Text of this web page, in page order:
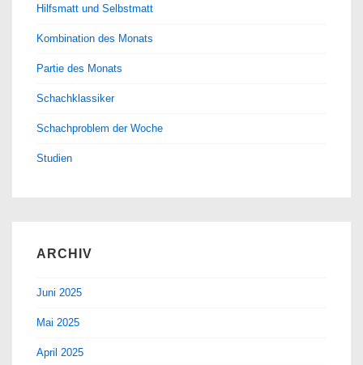
Hilfsmatt und Selbstmatt
Kombination des Monats
Partie des Monats
Schachklassiker
Schachproblem der Woche
Studien
ARCHIV
Juni 2025
Mai 2025
April 2025